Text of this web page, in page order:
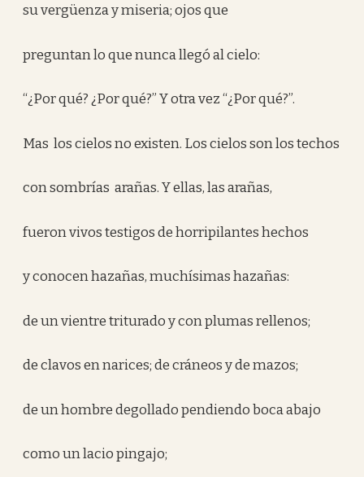
su vergüenza y miseria; ojos que
preguntan lo que nunca llegó al cielo:
“¿Por qué? ¿Por qué?” Y otra vez “¿Por qué?”.
Mas los cielos no existen. Los cielos son los techos
con sombrías arañas. Y ellas, las arañas,
fueron vivos testigos de horripilantes hechos
y conocen hazañas, muchísimas hazañas:
de un vientre triturado y con plumas rellenos;
de clavos en narices; de cráneos y de mazos;
de un hombre degollado pendiendo boca abajo
como un lacio pingajo;